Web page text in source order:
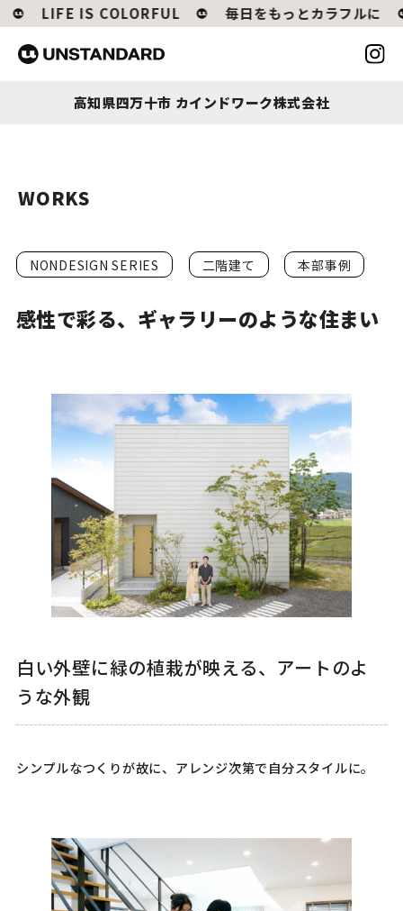
LIFE IS COLORFUL 毎日をもっとカラフルに
高知県四万十市 カインドワーク株式会社
WORKS
NONDESIGN SERIES 二階建て 本部事例
感性で彩る、ギャラリーのような住まい
白い外壁に緑の植栽が映える、アートのよ
うな外観
シンプルなつくりが故に、アレンジ次第で自分スタイルに。